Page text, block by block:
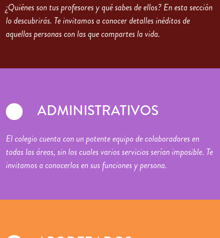
¿Quiénes son tus profesores y qué sabes de ellos? En esta sección
lo descubrirás. Te invitamos a conocer detalles inéditos de
aquellas personas con las que compartes la vida.
ADMINISTRATIVOS
El colegio cuenta con un potente equipo de colaboradores en
todas las áreas, sin los cuales varios servicios serían imposible. Te
invitamos a conocerlos en sus funciones y persona.